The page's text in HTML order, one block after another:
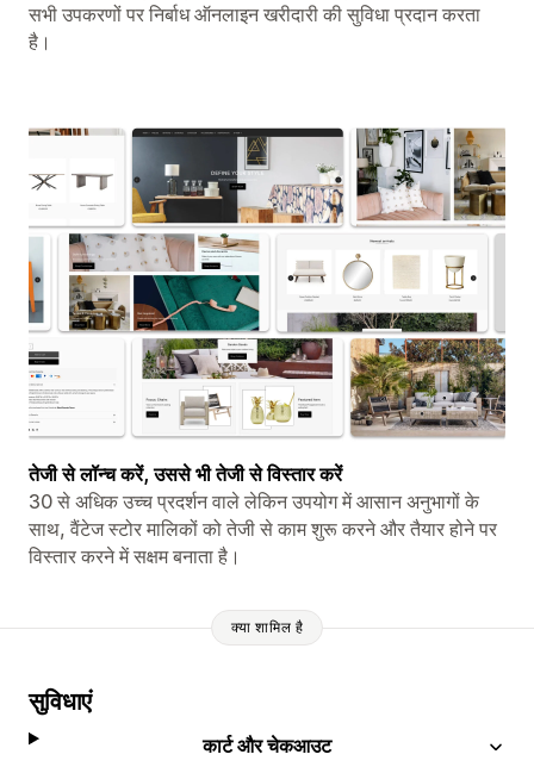
सभी उपकरणों पर निर्बाध ऑनलाइन खरीदारी की सुविधा प्रदान करता
है।
तेजी से लॉन्च करें, उससे भी तेजी से विस्तार करें
30 से अधिक उच्च प्रदर्शन वाले लेकिन उपयोग में आसान अनुभागों के
साथ, वैंटेज स्टोर मालिकों को तेजी से काम शुरू करने और तैयार होने पर
विस्तार करने में सक्षम बनाता है।
क्या शामिल है
सुविधाएं
कार्ट और चेकआउट